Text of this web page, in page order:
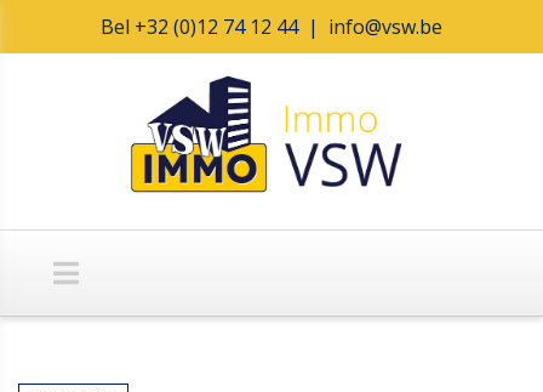
Bel +32 (0)12 74 12 44| info@vsw.be